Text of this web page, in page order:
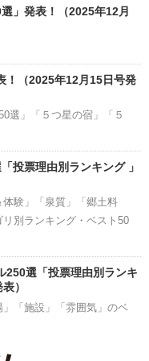
Channel
」発表！（2025年12月
！（2025年12月15日号発
選」「５つ星の宿」「５
投票理由別ランキング 」
体験」「泉質」「郷土料
別ランキング・ベスト50
250選「投票理由別ランキ
）
」「施設」「雰囲気」のベ